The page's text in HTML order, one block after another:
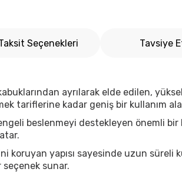
Seçenekleri Tavsiye
ayrılarak elde edilen,
tariflerine kadar geniş bir kullanım
beslenmeyi destekleyen önemli
koruyan yapısı sayesinde uzun
sunar.